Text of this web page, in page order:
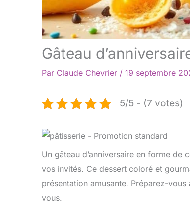
Gâteau
Par Claude Chevrier / 19 septembre
5/5 - (7 votes)
Un gâteau d’anniversaire en forme
vos invités. Ce dessert coloré et
présentation amusante. Préparez-
vous.